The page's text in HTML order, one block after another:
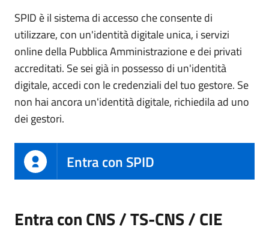
SPID è il sistema di accesso che consente di
utilizzare, con un'identità digitale unica, i servizi
online della Pubblica Amministrazione e dei privati
accreditati. Se sei già in possesso di un'identità
digitale, accedi con le credenziali del tuo gestore. Se
non hai ancora un'identità digitale, richiedila ad uno
dei gestori.
Entra con SPID
Entra con CNS / TS-CNS / CIE